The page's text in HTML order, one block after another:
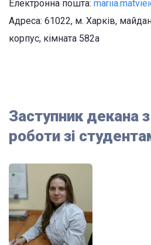
Електронна пошта:
Адреса: 61022, м. Харків,
корпус, кімната 582а
Заступник декана
роботи зі